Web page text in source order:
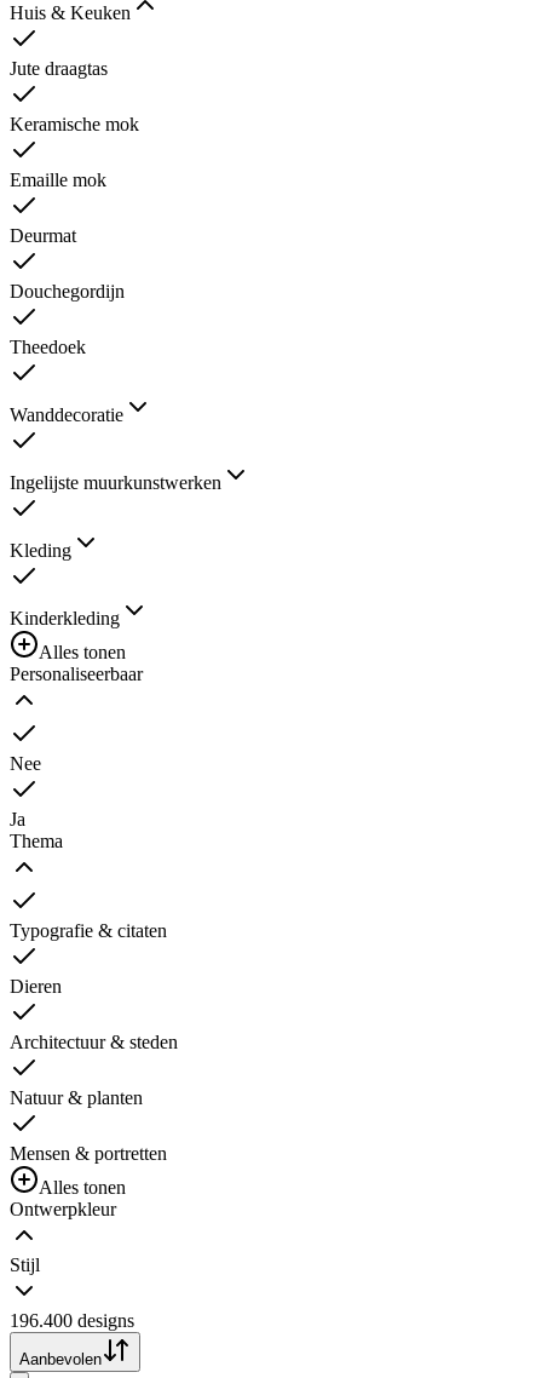
Huis & Keuken
Jute draagtas
Keramische mok
Emaille mok
Deurmat
Douchegordijn
Theedoek
Wanddecoratie
Ingelijste muurkunstwerken
Kleding
Kinderkleding
Alles tonen
Personaliseerbaar
Nee
Ja
Thema
Typografie & citaten
Dieren
Architectuur & steden
Natuur & planten
Mensen & portretten
Alles tonen
Ontwerpkleur
Stijl
196.400 designs
Aanbevolen